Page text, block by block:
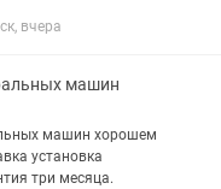
мои объявления.
вчера
машин
машин хорошем
установка
три месяца.